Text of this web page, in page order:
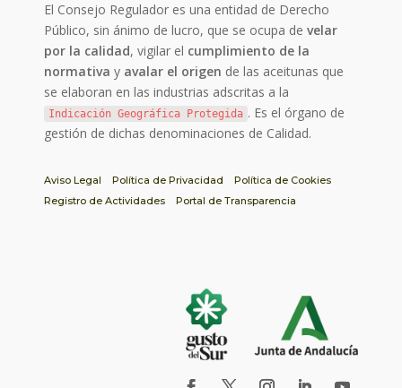
El Consejo Regulador es una entidad de Derecho
Público, sin ánimo de lucro, que se ocupa develar
por la calidad, vigilar el cumplimiento de la
normativa y avalar el origen de las aceitunas que
se elaboran en las industrias adscritas a la
Indicación Geográfica Protegida . Es el órgano de
gestión de dichas denominaciones de Calidad.
Aviso Legal Política de Privacidad
Política de Cookies
Registro de Actividades
Portal de Transparencia